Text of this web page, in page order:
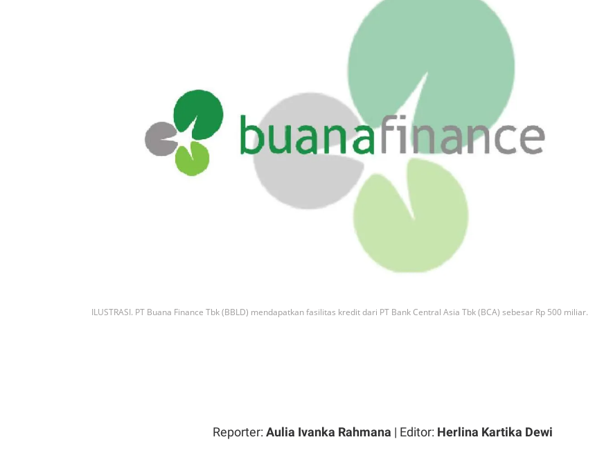
ILUSTRASI. PT Buana Finance Tbk (BBLD) mendapatkan fasilitas kredit dari PT Bank Central Asia Tbk (BCA) sebesar Rp 500 miliar.
Reporter: Aulia Ivanka Rahmana | Editor: Herlina Kartika Dewi